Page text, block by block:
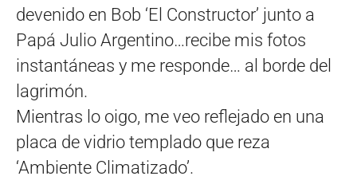
devenido en Bob ‘El Constructor’ junto a
Papá Julio Argentino…recibe mis fotos
instantáneas y me responde… al borde del
lagrimón.
Mientras lo oigo, me veo reflejado en una
placa de vidrio templado que reza
‘Ambiente Climatizado’.